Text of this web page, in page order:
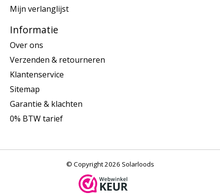
Mijn verlanglijst
Informatie
Over ons
Verzenden & retourneren
Klantenservice
Sitemap
Garantie & klachten
0% BTW tarief
© Copyright 2026 Solarloods